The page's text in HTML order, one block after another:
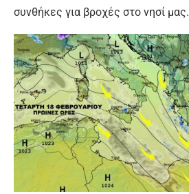
συνθήκες για βροχές στο νησί μας.